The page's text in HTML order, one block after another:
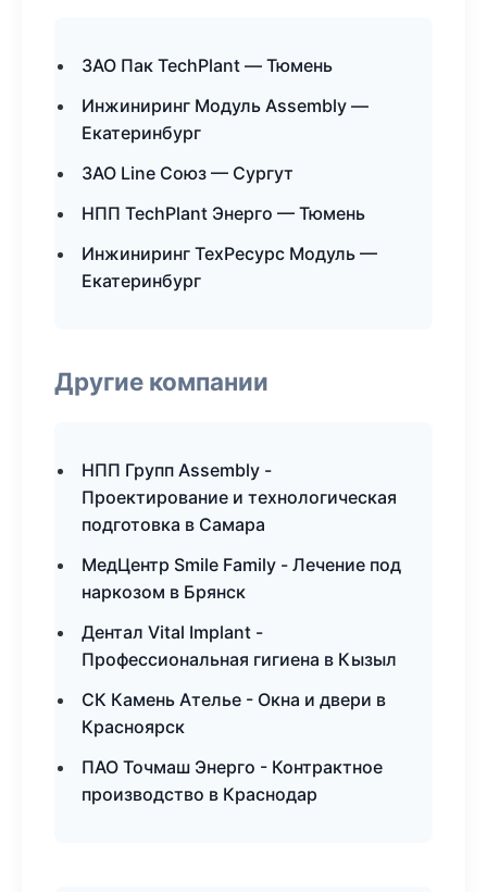
ЗАО Пак TechPlant — Тюмень
Инжиниринг Модуль Assembly —
Екатеринбург
ЗАО Line Союз — Сургут
НПП TechPlant Энерго — Тюмень
Инжиниринг ТехРесурс Модуль —
Екатеринбург
Другие компании
НПП Групп Assembly -
Проектирование и технологическая
подготовка в Самара
МедЦентр Smile Family - Лечение под
наркозом в Брянск
Дентал Vital Implant -
Профессиональная гигиена в Кызыл
СК Камень Ателье - Окна и двери в
Красноярск
ПАО Точмаш Энерго - Контрактное
производство в Краснодар